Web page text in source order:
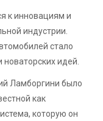
к инновациям и
индустрии.
стало
идей.
Ламборгини было
как
которую он